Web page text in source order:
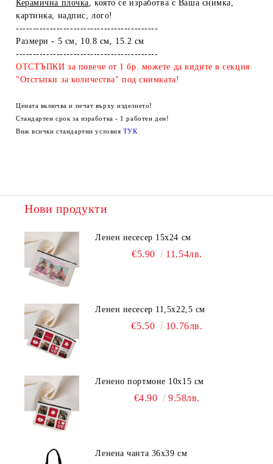
Керамична плочка, която се изработва с Ваша снимка,
картинка, надпис, лого!
------------------------------------------
Размери - 5 см, 10.8 см, 15.2 см
------------------------------------------
ОТСТЪПКИ за повече от 1 бр. можете да видите в секция
"Отстъпки за количества" под снимката!
Цената включва и печат върху изделието!
Стандартен срок за изработка - 1 работен ден!
Виж всички стандартни условия ТУК
Нови продукти
Ленен несесер 15х24 см
€5.90 11.54лв.
Ленен несесер 11,5х22,5 см
€5.50 10.76лв.
Ленено портмоне 10х15 см
€4.90 9.58лв.
Ленена чанта 36х39 см